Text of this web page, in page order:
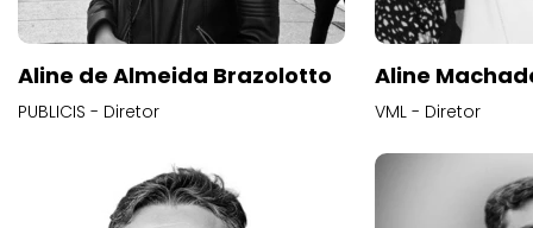
Aline de Almeida Brazolotto
PUBLICIS - Diretor
Aline
VML - Diretor